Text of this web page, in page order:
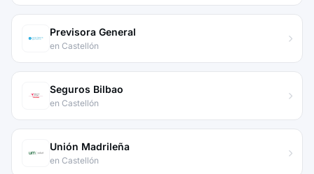
Previsora General
en Castellón
Seguros Bilbao
en Castellón
Unión Madrileña
en Castellón